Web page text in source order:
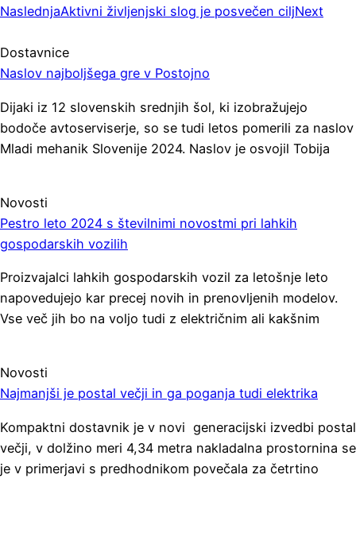
NaslednjaAktivni življenjski slog je posvečen ciljNext
Dostavnice
Naslov najboljšega gre v Postojno
Dijaki iz 12 slovenskih srednjih šol, ki izobražujejo
bodoče avtoserviserje, so se tudi letos pomerili za naslov
Mladi mehanik Slovenije 2024. Naslov je osvojil Tobija
Novosti
Pestro leto 2024 s številnimi novostmi pri lahkih
gospodarskih vozilih
Proizvajalci lahkih gospodarskih vozil za letošnje leto
napovedujejo kar precej novih in prenovljenih modelov.
Vse več jih bo na voljo tudi z električnim ali kakšnim
Novosti
Najmanjši je postal večji in ga poganja tudi elektrika
Kompaktni dostavnik je v novi generacijski izvedbi postal
večji, v dolžino meri 4,34 metra nakladalna prostornina se
je v primerjavi s predhodnikom povečala za četrtino